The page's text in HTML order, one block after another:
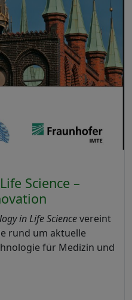
Science –
in Life Sciencevereint
rund um aktuelle
für Medizin und